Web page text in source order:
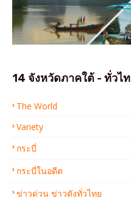
14 จังหวัดภาคใต้ - ทั่วไ
The World
Variety
กระบี่
กระบี่ในอดีต
ข่าวด่วน ข่าวดังทั่วไทย